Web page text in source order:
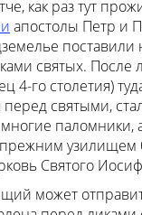
как раз тут
апостолы Петр и
святых. После
4-го столетия)
святыми,
многие паломники,
прежним узилищем
Святого
может